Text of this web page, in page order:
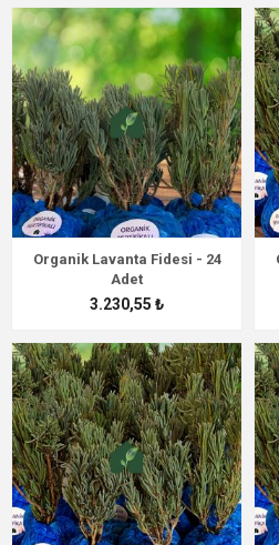
Organik Lavanta Fidesi - 24
Adet
3.230,55 ₺